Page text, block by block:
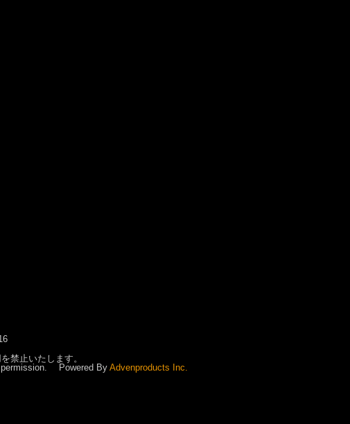
禁止いたします。
permission. Powered By Advenproducts Inc.